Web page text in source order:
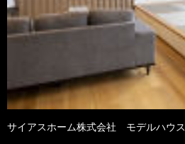
サイアスホーム株式会社 モデルハウス